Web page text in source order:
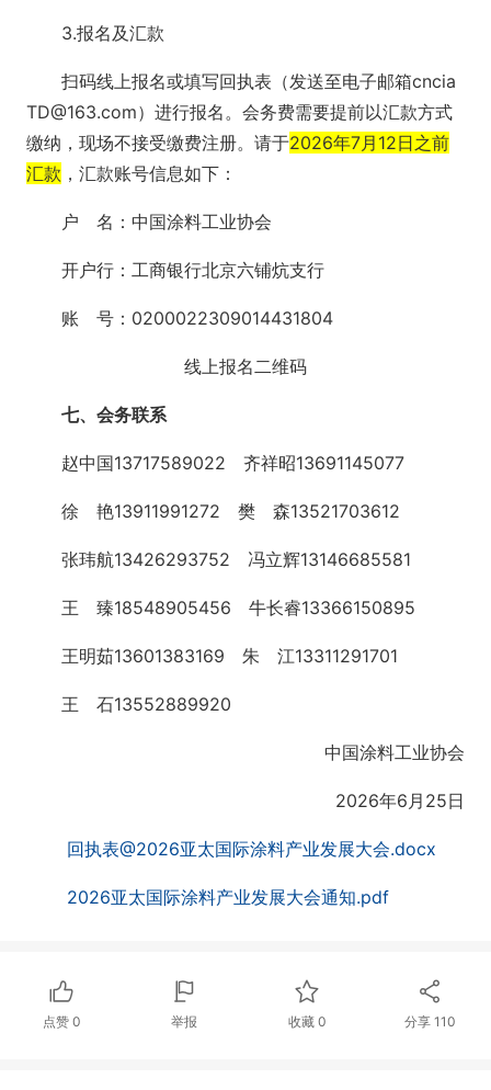
3.报名及汇款
扫码线上报名或填写回执表（发送至电子邮箱cncia
TD@163.com）进行报名。会务费需要提前以汇款方式
缴纳，现场不接受缴费注册。请于2026年7月12日之前
汇款 ，汇款账号信息如下：
户 名：中国涂料工业协会
开户行：工商银行北京六铺炕支行
账 号：0200022309014431804
线上报名二维码
七、会务联系
赵中国13717589022 齐祥昭13691145077
徐 艳13911991272 樊 森13521703612
张玮航13426293752 冯立辉13146685581
王 臻18548905456 牛长睿13366150895
王明茹13601383169 朱 江13311291701
王 石13552889920
中国涂料工业协会
2026年6月25日
回执表@2026亚太国际涂料产业发展大会.docx
2026亚太国际涂料产业发展大会通知.pdf
点赞 0 举报 收藏 0 分享 110